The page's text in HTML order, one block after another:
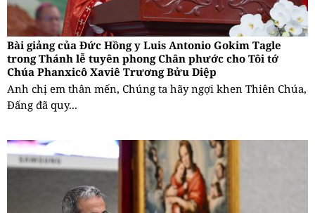
Bài giảng của Đức Hồng y Luis Antonio Gokim Tagle
trong Thánh lễ tuyên phong Chân phước cho Tôi tớ
Chúa Phanxicô Xaviê Trương Bửu Diệp
Anh chị em thân mến, Chúng ta hãy ngợi khen Thiên Chúa,
Đấng đã quy...